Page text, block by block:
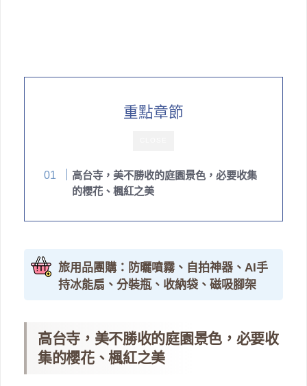
重點章節
高台寺，美不勝收的庭園景色，必要收集
的櫻花、楓紅之美
旅用品團購：防曬噴霧、自拍神器、AI手
持冰能扇、分裝瓶、收納袋、磁吸腳架
高台寺，美不勝收的庭園景色，必要收
集的櫻花、楓紅之美